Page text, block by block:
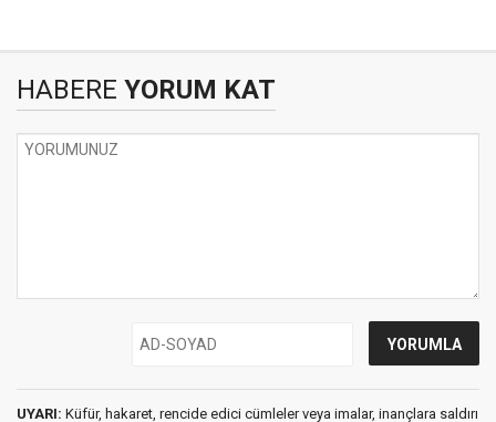
HABERE YORUM KAT
UYARI: Küfür, hakaret, rencide edici cümleler veya imalar, inançlara saldırı